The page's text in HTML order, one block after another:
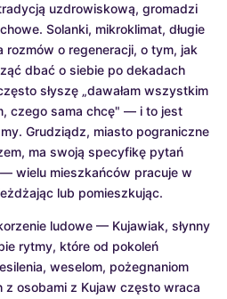
uzdrowiskową, gromadzi
Solanki, mikroklimat, długie
o regeneracji, o tym, jak
dbać o siebie po dekadach
słyszę „dawałam wszystkim
czego sama chcę" — i to jest
Grudziądz, miasto pograniczne
ma swoją specyfikę pytań
wielu mieszkańców pracuje w
lub pomieszkując.
ludowe — Kujawiak, słynny
rytmy, które od pokoleń
weselom, pożegnaniom
z osobami z Kujaw często wraca